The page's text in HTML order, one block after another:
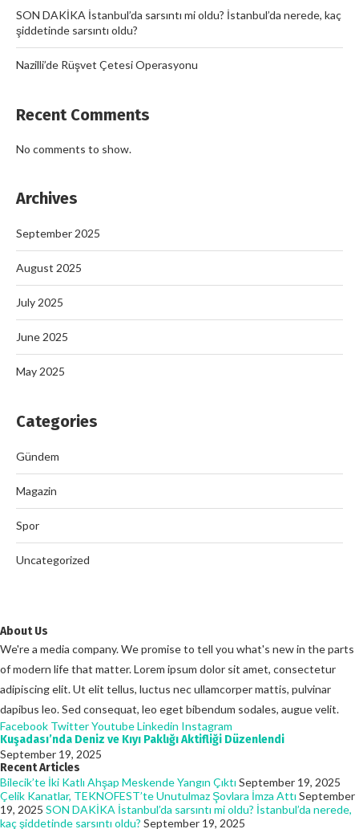
SON DAKİKA İstanbul’da sarsıntı mi oldu? İstanbul’da nerede, kaç
şiddetinde sarsıntı oldu?
Nazilli’de Rüşvet Çetesi Operasyonu
Recent Comments
No comments to show.
Archives
September 2025
August 2025
July 2025
June 2025
May 2025
Categories
Gündem
Magazin
Spor
Uncategorized
About Us
We're a media company. We promise to tell you what's new in the parts
of modern life that matter. Lorem ipsum dolor sit amet, consectetur
adipiscing elit. Ut elit tellus, luctus nec ullamcorper mattis, pulvinar
dapibus leo. Sed consequat, leo eget bibendum sodales, augue velit.
Facebook TwitterYoutubeLinkedin Instagram
Kuşadası’nda Deniz ve Kıyı Paklığı Aktifliği Düzenlendi
September 19, 2025
Recent Articles
Bilecik’te İki Katlı Ahşap Meskende Yangın Çıktı September 19, 2025
Çelik Kanatlar, TEKNOFEST’te Unutulmaz Şovlara İmza Attı September
19, 2025 SON DAKİKA İstanbul’da sarsıntı mi oldu? İstanbul’da nerede,
kaç şiddetinde sarsıntı oldu? September 19, 2025